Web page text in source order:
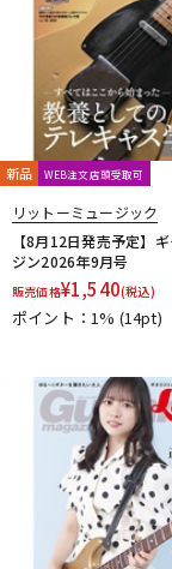
キーボード
管楽器
アンプ
DJ機器
DTM オン
配信/ライ
中古
新品 WEB注文店頭受取可
リットーミュージック
【8月12日発売予定】
ジン2026年9月号
販売価格¥1,540(税込)
ポイント：1% (14pt)